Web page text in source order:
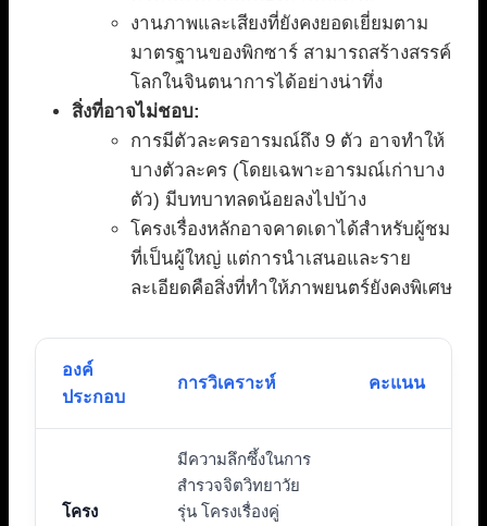
งานภาพและเสียงที่ยังคงยอดเยี่ยมตาม
มาตรฐานของพิกซาร์ สามารถสร้างสรรค์
โลกในจินตนาการได้อย่างน่าทึ่ง
สิ่งที่อาจไม่ชอบ:
การมีตัวละครอารมณ์ถึง 9 ตัว อาจทำให้
บางตัวละคร (โดยเฉพาะอารมณ์เก่าบาง
ตัว) มีบทบาทลดน้อยลงไปบ้าง
โครงเรื่องหลักอาจคาดเดาได้สำหรับผู้ชม
ที่เป็นผู้ใหญ่ แต่การนำเสนอและราย
ละเอียดคือสิ่งที่ทำให้ภาพยนตร์ยังคงพิเศษ
องค์
ประกอบ
การวิเคราะห์ คะแนน
โครง
มีความลึกซึ้งในการ
สำรวจจิตวิทยาวัย
รุ่น โครงเรื่องคู่